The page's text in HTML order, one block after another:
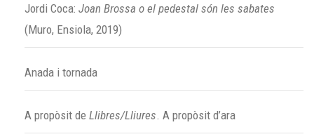
Jordi Coca: Joan Brossa o el pedestal són les sabates
(Muro, Ensiola, 2019)
Anada i tornada
A propòsit de Llibres/Lliures . A propòsit d’ara